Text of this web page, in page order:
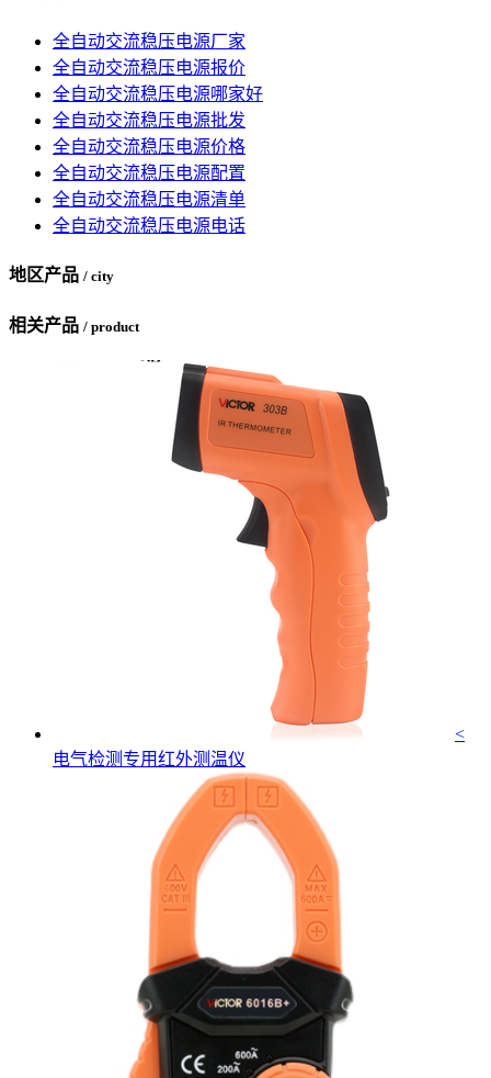
全自动交流稳压电源厂家
全自动交流稳压电源报价
全自动交流稳压电源哪家好
全自动交流稳压电源批发
全自动交流稳压电源价格
全自动交流稳压电源配置
全自动交流稳压电源清单
全自动交流稳压电源电话
地区产品 / city
相关产品 / product
<
电气检测专用红外测温仪